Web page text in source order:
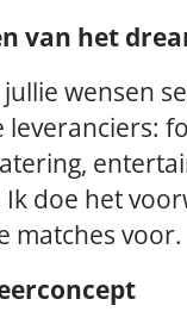
van het
wensen
doe het
matches voor.